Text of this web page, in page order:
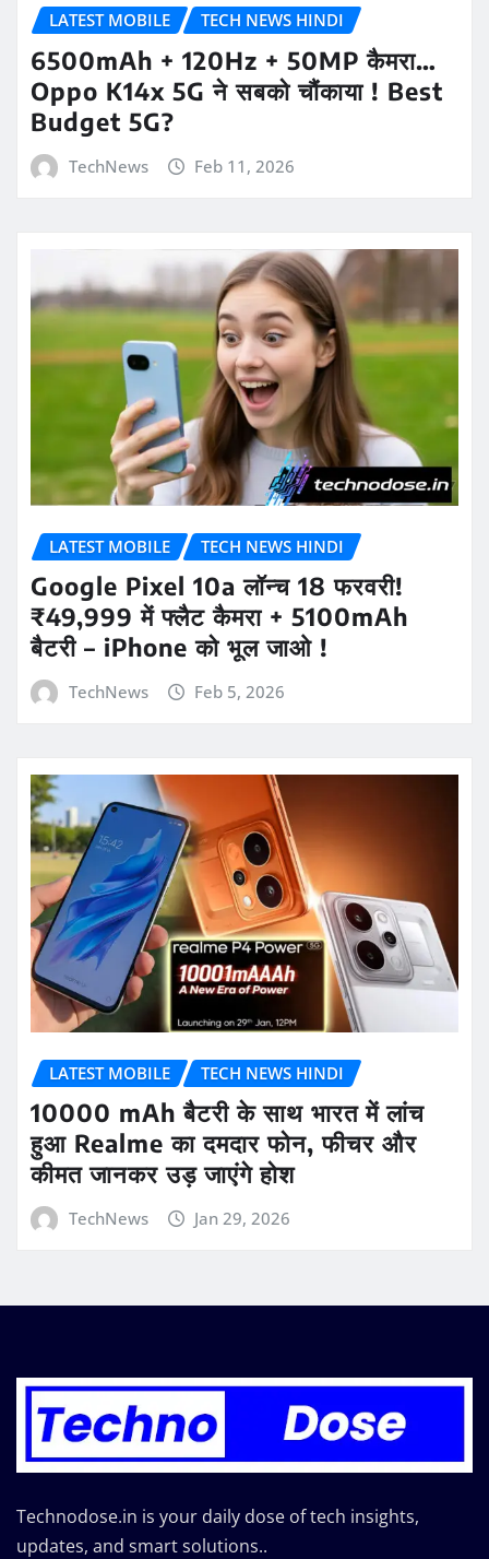
LATEST MOBILE TECH NEWS HINDI
6500mAh + 120Hz + 50MP कैमरा…
Oppo K14x 5G ने सबको चौंकाया ! Best
Budget 5G?
TechNews Feb 11, 2026
LATEST MOBILE TECH NEWS HINDI
Google Pixel 10a लॉन्च 18 फरवरी!
₹49,999 में फ्लैट कैमरा + 5100mAh
बैटरी – iPhone को भूल जाओ !
TechNews Feb 5, 2026
LATEST MOBILE TECH NEWS HINDI
10000 mAh बैटरी के साथ भारत में लांच
हुआ Realme का दमदार फोन, फीचर और
कीमत जानकर उड़ जाएंगे होश
TechNews Jan 29, 2026
Technodose.in is your daily dose of tech insights,
updates, and smart solutions..